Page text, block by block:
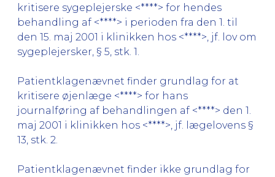
kritisere sygeplejerske <****> for hendes
behandling af <****> i perioden fra den 1. til
den 15. maj 2001 i klinikken hos <****>, jf. lov om
sygeplejersker, § 5, stk. 1.
Patientklagenævnet finder grundlag for at
kritisere øjenlæge <****> for hans
journalføring af behandlingen af <****> den 1.
maj 2001 i klinikken hos <****>, jf. lægelovens §
13, stk. 2.
Patientklagenævnet finder ikke grundlag for